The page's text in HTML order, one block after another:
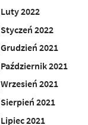
Luty 2022
Styczeń 2022
Grudzień 2021
Październik 2021
Wrzesień 2021
Sierpień 2021
Lipiec 2021